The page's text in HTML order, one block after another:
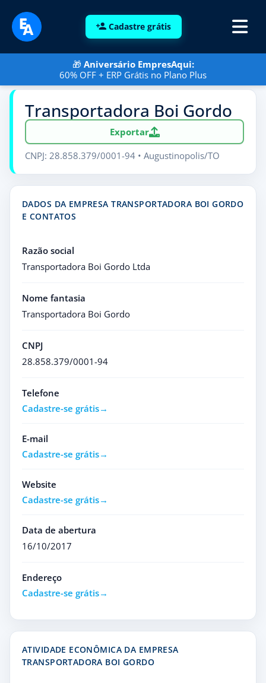
Cadastre grátis
🎁 Aniversário EmpresAqui:
60% OFF + ERP Grátis no Plano Plus
Transportadora Boi Gordo
Exportar
CNPJ: 28.858.379/0001-94 • Augustinopolis/TO
DADOS DA EMPRESA TRANSPORTADORA BOI GORDO
E CONTATOS
Razão social
Transportadora Boi Gordo Ltda
Nome fantasia
Transportadora Boi Gordo
CNPJ
28.858.379/0001-94
Telefone
Cadastre-se grátis
E-mail
Cadastre-se grátis
Website
Cadastre-se grátis
Data de abertura
16/10/2017
Endereço
Cadastre-se grátis
ATIVIDADE ECONÔMICA DA EMPRESA
TRANSPORTADORA BOI GORDO